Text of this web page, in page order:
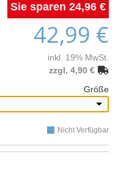
24,96 €
42,99 €
inkl. 19% MwSt.
zzgl. 4,90 €
Größe
Nicht Verfügbar